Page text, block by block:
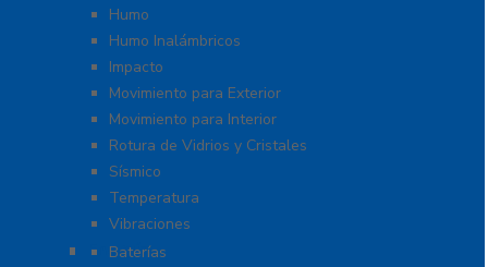
Humo
Humo Inalámbricos
Impacto
Movimiento para Exterior
Movimiento para Interior
Rotura de Vidrios y Cristales
Sísmico
Temperatura
Vibraciones
Energía
Baterías